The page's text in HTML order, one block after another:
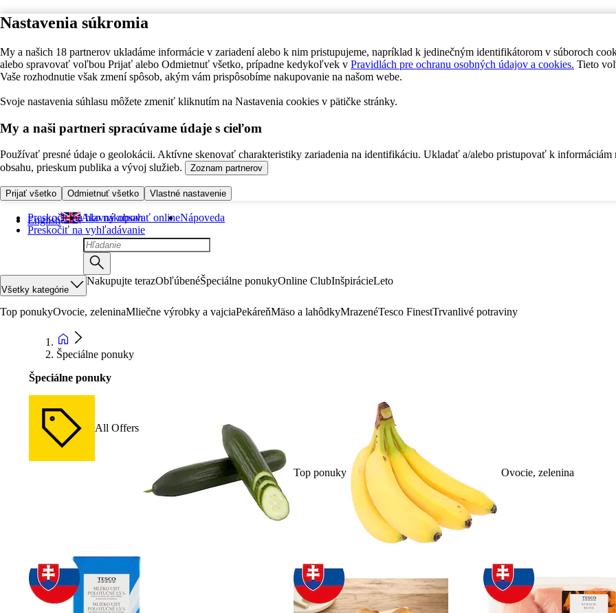
Nastavenia súkromia
My a našich 18 partnerov ukladáme informácie v zariadení alebo k nim pristupujeme, napríklad k jedinečným identifikátorom v súboroch
alebo spravovať voľbou Prijať alebo Odmietnuť všetko, prípadne kedykoľvek v Pravidlách pre ochranu osobných údajov a cookies. Tieto
Vaše rozhodnutie však zmení spôsob, akým vám prispôsobíme nakupovanie na našom webe.
Svoje nastavenia súhlasu môžete zmeniť kliknutím na Nastavenia cookies v pätičke stránky.
My a naši partneri spracúvame údaje s cieľom
Používať presné údaje o geolokácii. Aktívne skenovať charakteristiky zariadenia na identifikáciu. Ukladať a/alebo pristupovať k informáciám
obsahu, prieskum publika a vývoj služieb.
Zoznam partnerov
Prijať všetko Odmietnuť všetko Vlastné nastavenie
Preskočiť na hlavný obsah
Preskočiť na vyhľadávanie
English Ako nakupovať onlineNápoveda
Všetky kategórie
Nakupujte terazObľúbenéŠpeciálne ponukyOnline ClubInšpirácieLeto
Top ponukyOvocie, zeleninaMliečne výrobky a vajciaPekáreňMäso a lahôdkyMrazenéTesco FinestTrvanlivé potraviny
Špeciálne ponuky
Špeciálne ponuky
All Offers
Top ponuky Ovocie, zelenina